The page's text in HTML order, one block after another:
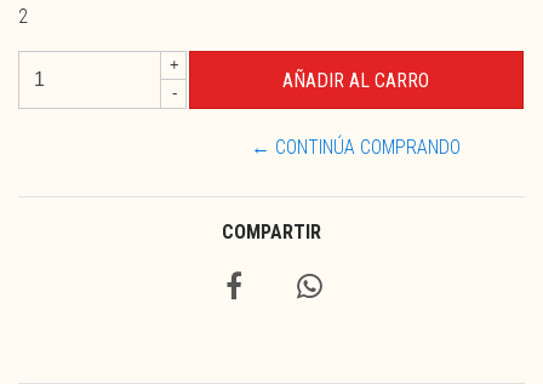
2
+
-
← CONTINÚA COMPRANDO
COMPARTIR